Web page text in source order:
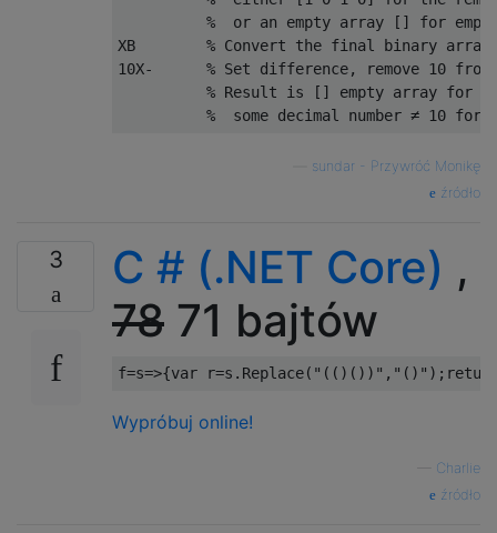
%  or an empty array [] for
XB        % Convert the final binary array
10X-      % Set difference, remove 10
% Result is [] empty array for
sundar - Przywróć Monikę
źródło
3 C # (.NET Core) ,
78 71 bajtów
f=s=>{var r=s . Replace( "(()())" , "()" );
Wypróbuj online!
Charlie
źródło